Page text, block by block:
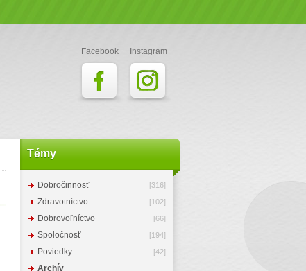
Facebook Instagram
Témy
Dobročinnosť [316]
Zdravotníctvo [102]
Dobrovoľníctvo [66]
Spoločnosť [194]
Poviedky [42]
Archív